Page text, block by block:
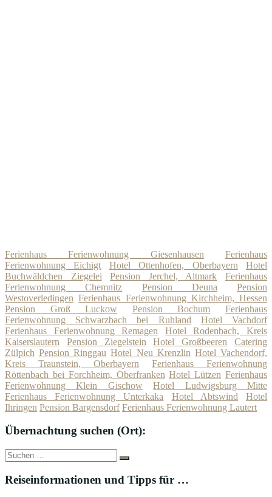
Ferienhaus Ferienwohnung Giesenhausen
Ferienhaus
Ferienwohnung Eichigt
Hotel Ottenhofen, Oberbayern
Hotel
Buchwäldchen Ziegelei
Pension Jerchel, Altmark
Ferienhaus
Ferienwohnung Chemnitz
Pension Deuna
Pension
Westoverledingen Ferienhaus Ferienwohnung Kirchheim, Hessen
Pension Groß Luckow
Pension Bochum
Ferienhaus
Ferienwohnung Schwarzbach bei Ruhland
Hotel Vachdorf
Ferienhaus Ferienwohnung Remagen
Hotel Rodenbach, Kreis
Kaiserslautern
Pension Ziegelstein Hotel Großbeeren
Catering
Zülpich Pension Ringgau Hotel Neu Krenzlin Hotel Vachendorf,
Kreis Traunstein, Oberbayern
Ferienhaus Ferienwohnung
Röttenbach bei Forchheim, Oberfranken Hotel Lützen Ferienhaus
Ferienwohnung Klein Gischow
Hotel Ludwigsburg Mitte
Ferienhaus Ferienwohnung Unterkaka
Hotel Abtswind
Hotel
Ihringen Pension Bargensdorf Ferienhaus Ferienwohnung Lautert
Übernachtung suchen (Ort):
Suche
nach:
Suchen
Reiseinformationen und Tipps für …